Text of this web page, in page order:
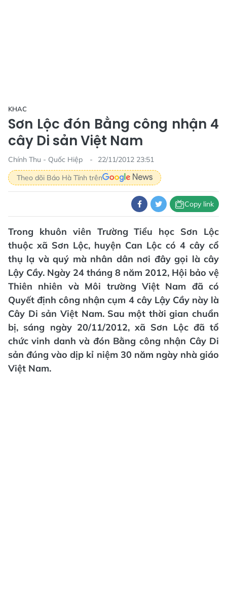
KHAC
Sơn Lộc đón Bằng công nhận 4
cây Di sản Việt Nam
Chính Thu - Quốc Hiệp
22/11/2012 23:51
Theo dõi Báo Hà Tĩnh trên
Copy link
Trong khuôn viên Trường Tiểu học Sơn Lộc
thuộc xã Sơn Lộc, huyện Can Lộc có 4 cây cổ
thụ lạ và quý mà nhân dân nơi đây gọi là cây
Lậy Cầy. Ngày 24 tháng 8 năm 2012, Hội bảo vệ
Thiên nhiên và Môi trường Việt Nam đã có
Quyết định công nhận cụm 4 cây Lậy Cầy này là
Cây Di sản Việt Nam. Sau một thời gian chuẩn
bị, sáng ngày 20/11/2012, xã Sơn Lộc đã tổ
chức vinh danh và đón Bằng công nhận Cây Di
sản đúng vào dịp kỉ niệm 30 năm ngày nhà giáo
Việt Nam.